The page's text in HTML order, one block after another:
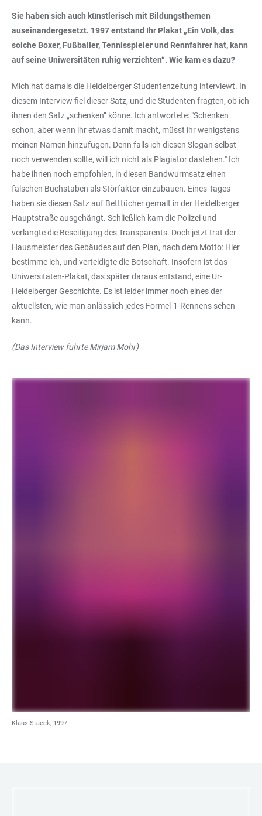
Sie haben sich auch künstlerisch mit Bildungsthemen
auseinandergesetzt. 1997 entstand Ihr Plakat „Ein Volk, das
solche Boxer, Fußballer, Tennisspieler und Rennfahrer hat, kann
auf seine Uniwersitäten ruhig verzichten“. Wie kam es dazu?
Mich hat damals die Heidelberger Studentenzeitung interviewt. In
diesem Interview fiel dieser Satz, und die Studenten fragten, ob ich
ihnen den Satz „schenken“ könne. Ich antwortete: "Schenken
schon, aber wenn ihr etwas damit macht, müsst ihr wenigstens
meinen Namen hinzufügen. Denn falls ich diesen Slogan selbst
noch verwenden sollte, will ich nicht als Plagiator dastehen." Ich
habe ihnen noch empfohlen, in diesen Bandwurmsatz einen
falschen Buchstaben als Störfaktor einzubauen. Eines Tages
haben sie diesen Satz auf Betttücher gemalt in der Heidelberger
Hauptstraße ausgehängt. Schließlich kam die Polizei und
verlangte die Beseitigung des Transparents. Doch jetzt trat der
Hausmeister des Gebäudes auf den Plan, nach dem Motto: Hier
bestimme ich, und verteidigte die Botschaft. Insofern ist das
Uniwersitäten-Plakat, das später daraus entstand, eine Ur-
Heidelberger Geschichte. Es ist leider immer noch eines der
aktuellsten, wie man anlässlich jedes Formel-1-Rennens sehen
kann.
(Das Interview führte Mirjam Mohr)
Klaus Staeck, 1997